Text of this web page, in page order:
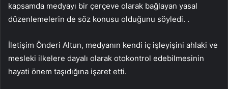
kapsamda medyayı bir çerçeve olarak bağlayan yasal
düzenlemelerin de söz konusu olduğunu söyledi. .
İletişim Önderi Altun, medyanın kendi iç işleyişini ahlaki ve
mesleki ilkelere dayalı olarak otokontrol edebilmesinin
hayati önem taşıdığına işaret etti.